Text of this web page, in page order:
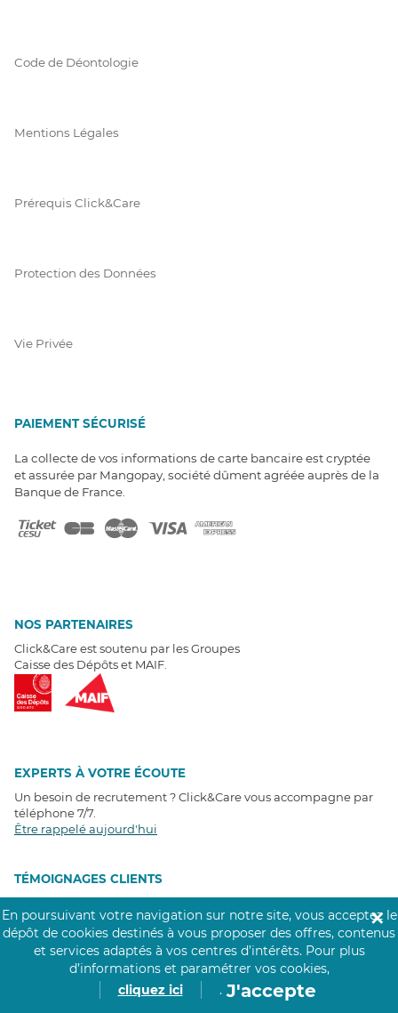
Code de Déontologie
Mentions Légales
Prérequis Click&Care
Protection des Données
Vie Privée
PAIEMENT SÉCURISÉ
La collecte de vos informations de carte bancaire est cryptée
et assurée par Mangopay, société dûment agréée auprès de la
Banque de France.
NOS PARTENAIRES
Click&Care est soutenu par les Groupes
Caisse des Dépôts et MAIF.
EXPERTS À VOTRE ÉCOUTE
Un besoin de recrutement ? Click&Care vous accompagne par
téléphone 7/7
Être rappelé aujourd'hui
TÉMOIGNAGES CLIENTS
4,6/5
Avis clientsrécoltés sur
Google
En poursuivant votre navigation sur notre site, vous acceptez le
dépôt de cookies destinés à vous proposer des offres, contenus
et services adaptés à vos centres d’intérêts. Pour plus
d’informations et paramétrer vos cookies,
cliquez ici
. J'accepte
✕